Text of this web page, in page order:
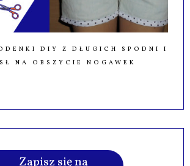
DIY Z DŁUGICH SPODNI I
NA OBSZYCIE NOGAWEK
Zapisz się na